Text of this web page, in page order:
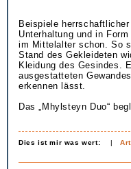
Beispiele
Unterhaltung und in
im Mittelalter schon. So
Stand des Gekleideten
Kleidung des Gesindes.
ausgestatteten
erkennen lässt.
Das „Mhylsteyn Duo“
Dies ist mir was wert: |